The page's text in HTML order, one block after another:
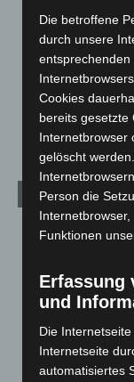
Leserbriefe
Menschen
Über uns
Veranstaltungen
Welt
Archiv
August 2026 (12)
Juni 2026(139)
Mai 2026(99)
April 2026(99)
März 2026(115)
Die betroffene
durch unsere
entsprechenden
Cookies
bereits gesetzte
Internetbrowser
gelöscht
Person die
Funktionen
Erfassung
und
Die
Internetseite
automatisiertes